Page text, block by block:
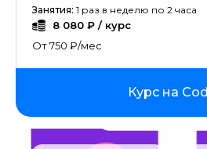
Занятия: 1 раз в неделю по 2 часа
8 080 ₽ / курс
От 750 ₽/мес
Курс на